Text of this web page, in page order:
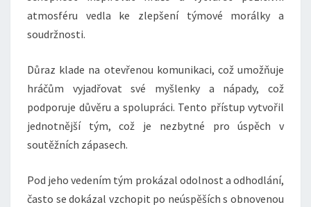
atmosféru vedla ke zlepšení týmové morálky a
soudržnosti.
Důraz klade na otevřenou komunikaci, což umožňuje
hráčům vyjadřovat své myšlenky a nápady, což
podporuje důvěru a spolupráci. Tento přístup vytvořil
jednotnější tým, což je nezbytné pro úspěch v
soutěžních zápasech.
Pod jeho vedením tým prokázal odolnost a odhodlání,
často se dokázal vzchopit po neúspěších s obnovenou